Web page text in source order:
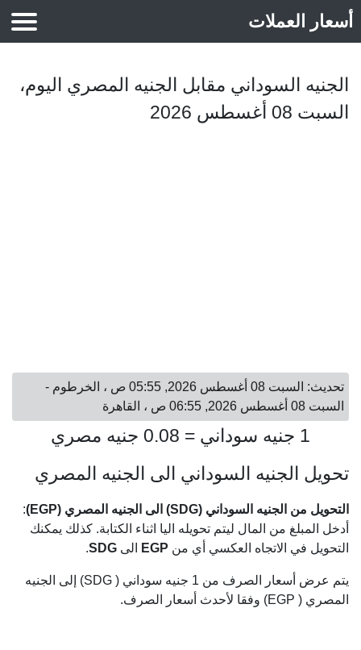
أسعار العملات
الجنيه السوداني مقابل الجنيه المصري اليوم،
السبت 08 أغسطس 2026
تحديث: السبت 08 أغسطس 2026, 05:55 ص ، الخرطوم -
السبت 08 أغسطس 2026, 06:55 ص ، القاهرة
1 جنيه سوداني = 0.08 جنيه مصري
تحويل الجنيه السوداني الى الجنيه المصري
التحويل من الجنيه السوداني (SDG) الى الجنيه المصري (EGP)
:
أدخل المبلغ من المال ليتم تحويله اليا اثناء الكتابة. كذلك يمكنك
التحويل في الاتجاه العكسي أي من EGP الى SDG
.
يتم عرض أسعار الصرف من 1 جنيه سوداني ( SDG) إلى الجنيه
المصري ( EGP) وفقا لأحدث أسعار الصرف.